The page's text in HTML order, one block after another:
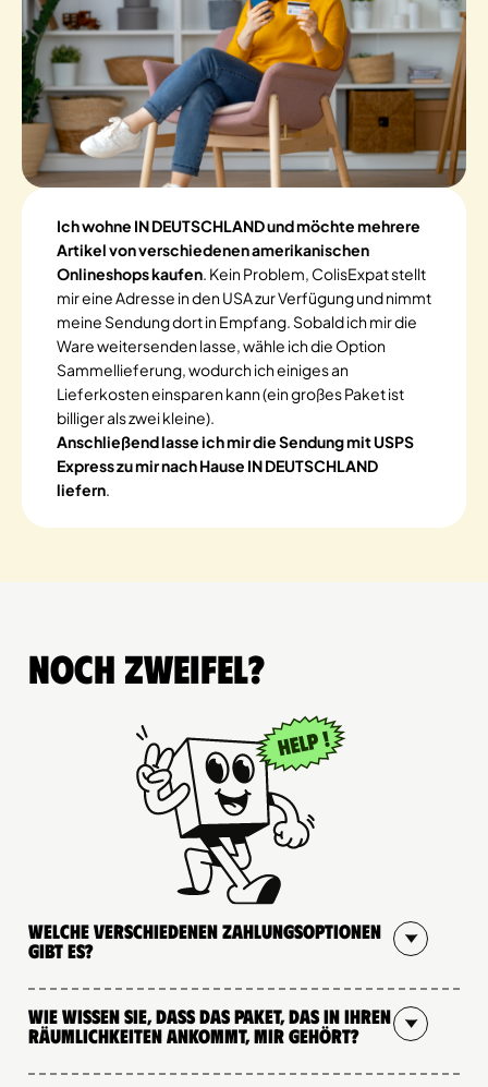
Ich wohne IN DEUTSCHLAND und möchte mehrere
Artikel von verschiedenen amerikanischen
Onlineshops kaufen. Kein Problem, ColisExpat stellt
mir eine Adresse in den USA zur Verfügung und nimmt
meine Sendung dort in Empfang. Sobald ich mir die
Ware weitersenden lasse, wähle ich die Option
Sammellieferung, wodurch ich einiges an
Lieferkosten einsparen kann (ein großes Paket ist
billiger als zwei kleine).
Anschließend lasse ich mir die Sendung mit USPS
Express zu mir nach Hause IN DEUTSCHLAND
liefern.
Noch Zweifel?
Welche verschiedenen Zahlungsoptionen
gibt es?
Wie wissen Sie, dass das Paket, das in Ihren
Räumlichkeiten ankommt, mir gehört?